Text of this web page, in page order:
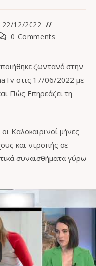
22/12/2022
0 Comments
ζωντανά στην
στις 17/06/2022 με
Πώς Επηρεάζει τη
Καλοκαιρινοί μήνες
και ντροπής σε
συναισθήματα γύρω